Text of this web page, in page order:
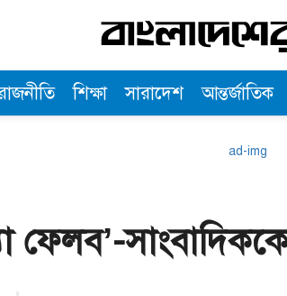
শিক্ষা সারাদেশ আন্তর্জাতিক
ফেলব’-